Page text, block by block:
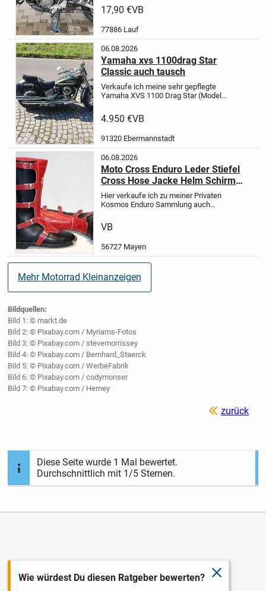
17,90 €VB
77886 Lauf
06.08.2026
Yamaha xvs 1100drag Star
Classic auch tausch
Verkaufe ich meine sehr gepflegte
Yamaha XVS 1100 Drag Star (Modell
Kardanantrieb .Das Motorrad besitzt
die edle 2-Farben-Lackierung in
4.950 €VB
91320 Ebermannstadt
06.08.2026
Moto Cross Enduro Leder Stiefel
Cross Hose Jacke Helm Schirm
Handschuhe Nierenschutz Meine
Private Sammlung
Hier verkaufe ich zu meiner Privaten
Kosmos Enduro Sammlung auch
Bekleidung haltbare strabazierfähige
echt Leder Cross Enduro Stiefel
VB
56727 Mayen
Mehr Motorrad Kleinanzeigen
Bildquellen:
Bild 1: © markt.de
Bild 2: © Pixabay.com / Myriams-Fotos
Bild 3: © Pixabay.com / stevemorrissey
Bild 4: © Pixabay.com / Bernhard_Staerck
Bild 5: © Pixabay.com / WerbeFabrik
Bild 6: © Pixabay.com / codymonser
Bild 7: © Pixabay.com / Herney
zurück
Diese Seite wurde 1 Mal bewertet.
Durchschnittlich mit 1/5 Sternen.
schließen
Wie würdest Du diesen Ratgeber bewerten?